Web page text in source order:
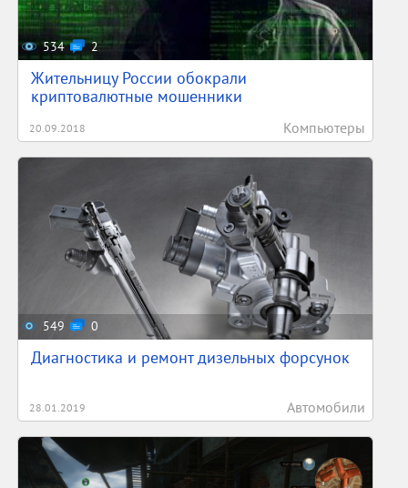
534 2
Жительницу России обокрали
криптовалютные мошенники
20.09.2018 Компьютеры
549 0
Диагностика и ремонт дизельных форсунок
28.01.2019 Автомобили